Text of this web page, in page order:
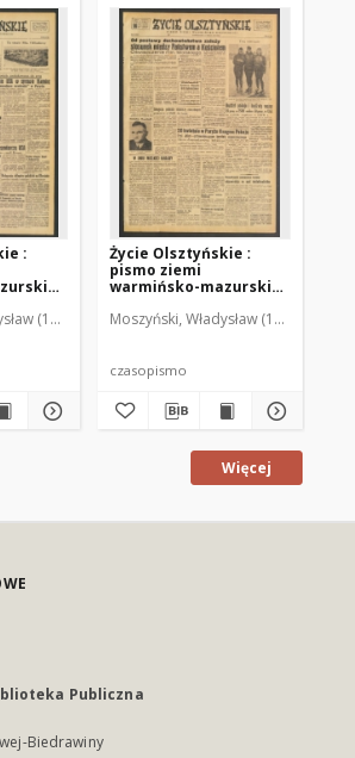
:
(1922-2001). Red. Mroczkowski, Włodzimierz
Życie Olsztyńskie :
pismo ziemi
warmińsko-mazurskiej,
Moszyński, Władysław (1922-2001).
czasopismo
Więcej
Publiczna
Biedrawiny